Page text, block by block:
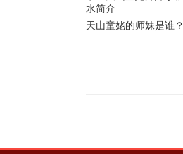
天山童姥的师妹是谁？